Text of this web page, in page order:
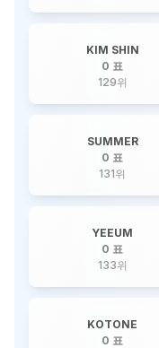
KIM SHIN
0 표
129위
SUMMER
0 표
131위
YEEUM
0 표
133위
KOTONE
0 표